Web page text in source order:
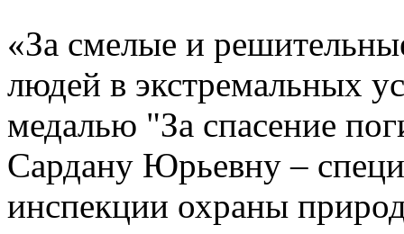
«За смелые и
людей в экстремальных
медалью "За спасение
Сардану Юрьевну –
инспекции охраны